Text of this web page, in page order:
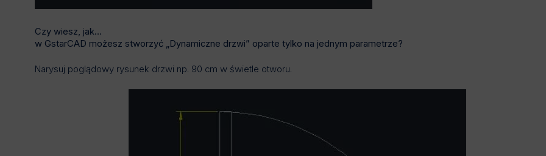
Czy wiesz, jak…
w GstarCAD możesz stworzyć „Dynamiczne drzwi” oparte tylko na jednym parametrze?
Narysuj poglądowy rysunek drzwi np. 90 cm w świetle otworu.